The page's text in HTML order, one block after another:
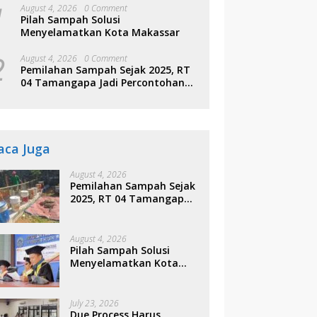
August 4, 2026 0 Comment
Pilah Sampah Solusi
Menyelamatkan Kota Makassar
August 4, 2026 0 Comment
Pemilahan Sampah Sejak 2025, RT
04 Tamangapa Jadi Percontohan
Juga
August 4, 2026
Pemilahan Sampah Sejak
2025, RT 04 Tamangapa
Warga
August 4, 2026
Pilah Sampah Solusi
Menyelamatkan Kota
July 23, 2026